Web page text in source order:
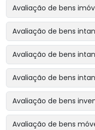
Avaliação de bens
Avaliação de bens
Avaliação de bens
Avaliação de bens
Avaliação de bens
Avaliação de bens